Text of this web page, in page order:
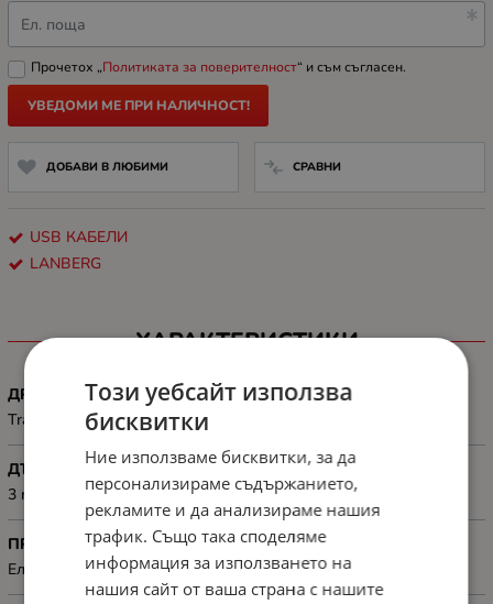
Ел. поща
Прочетох „Политиката за поверителност“ и съм съгласен.
УВЕДОМИ МЕ ПРИ НАЛИЧНОСТ!
ДОБАВИ В ЛЮБИМИ СРАВНИ
USB КАБЕЛИ
LANBERG
ХАРАКТЕРИСТИКИ
ДРУГИ
Transmission speed: 480 Mb/s
ДЪЛЖИНА, М
3 m
ПРЕДНАЗНАЧЕН ЗА
Електронна техника
Този уебсайт използва
бисквитки
Ние използваме бисквитки, за да
персонализираме съдържанието,
рекламите и да анализираме нашия
трафик. Също така споделяме
информация за използването на
нашия сайт от ваша страна с нашите